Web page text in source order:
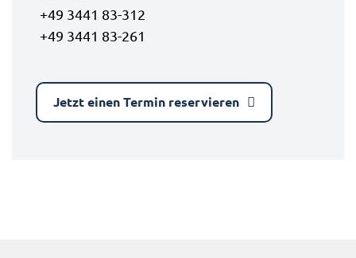
+49 3441 83-312
+49 3441 83-261
Jetzt einen Termin reservieren